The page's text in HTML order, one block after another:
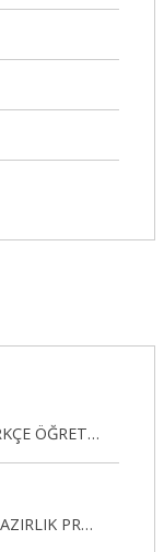
YABANCI DİL OLARAK TÜRKÇE ÖĞRETİMİ SERTİFİKA PROGRAMI BAŞLIYOR!
İDÜ DİLMER’DE TÜRKÇE HAZIRLIK PROGRAMI BAŞLIYOR!